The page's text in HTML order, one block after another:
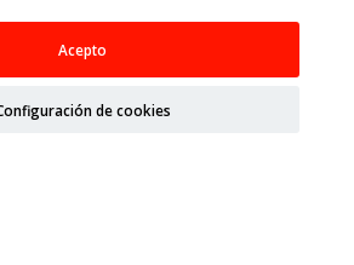
Acepto
de cookies